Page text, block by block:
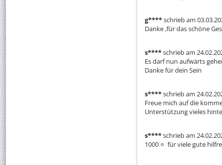
g****schrieb am
Danke ,für das schöne
s****schrieb am
Es darf nun aufwärts
Danke für dein Sein
s****schrieb am
Freue mich auf die
Unterstützung vieles
s****schrieb am
1000 ⭐ ️ für viele gute